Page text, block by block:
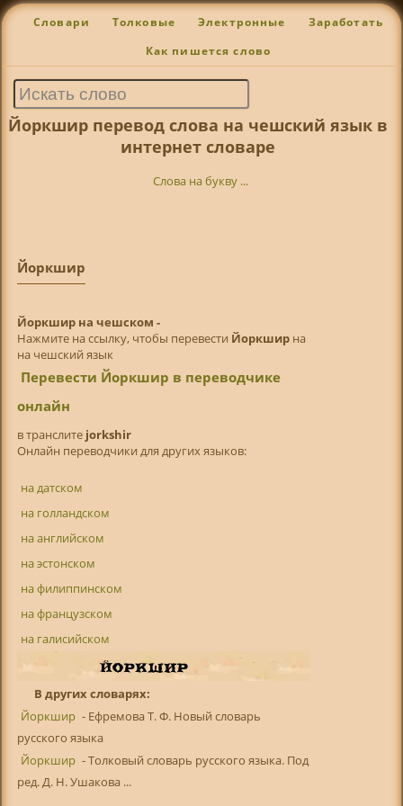
Словари Толковые Электронные Заработать
Как пишется слово
Йоркшир перевод слова на чешский язык в
интернет словаре
Слова на букву ...
Йоркшир
Йоркшир на чешском -
Нажмите на ссылку, чтобы перевести Йоркширна
на чешский язык
Перевести Йоркшир в переводчике
онлайн
в транслитe jorkshir
Онлайн переводчики для других языков:
на датском
на голландском
на английском
на эстонском
на филиппинском
на французском
на галисийском
В других словарях:
Йоркшир - Ефремова Т. Ф. Новый словарь
русского языка
Йоркшир - Толковый словарь русского языка. Под
ред. Д. Н. Ушакова ...